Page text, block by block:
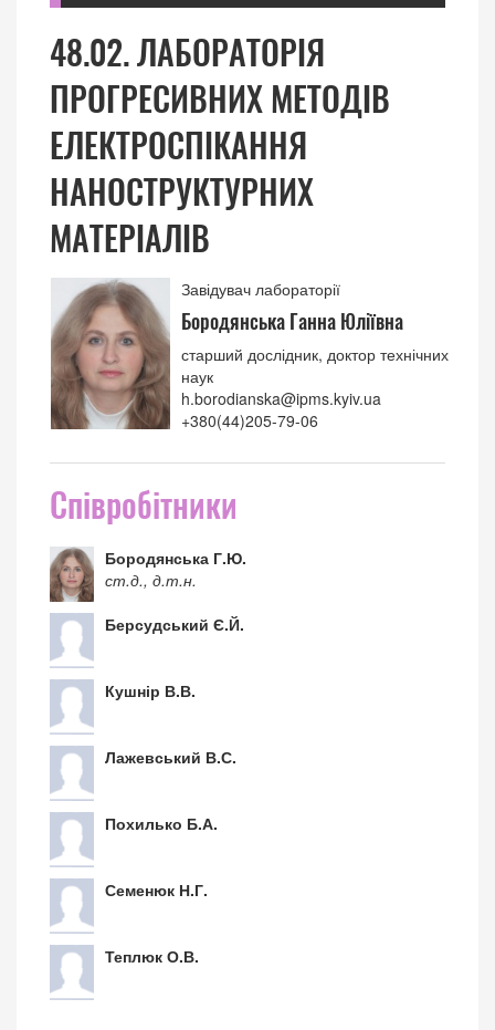
48.02. ЛАБОРАТОРІЯ
ПРОГРЕСИВНИХ МЕТОДІВ
ЕЛЕКТРОСПІКАННЯ
НАНОСТРУКТУРНИХ
МАТЕРІАЛІВ
Завідувач лабораторії
Бородянська Ганна Юліївна
старший дослідник, доктор технічних
наук
h.borodianska@ipms.kyiv.ua
+380(44)205-79-06
Співробітники
Бородянська Г.Ю.
ст.д., д.т.н.
Берсудський Є.Й.
Кушнір В.В.
Лажевський В.С.
Похилько Б.А.
Семенюк Н.Г.
Теплюк О.В.